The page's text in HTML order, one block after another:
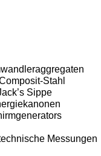
Stahl
Sippe
Messungen